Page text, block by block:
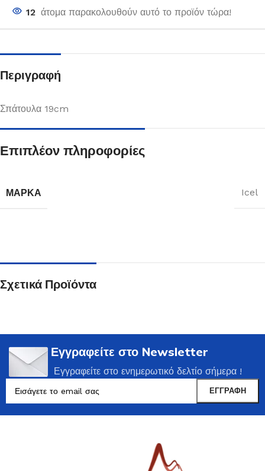
12 άτομα παρακολουθούν αυτό το προϊόν τώρα!
Περιγραφή
Σπάτουλα 19cm
Επιπλέον πληροφορίες
ΜΆΡΚΑ Icel
Σχετικά Προϊόντα
Εγγραφείτε στο Newsletter
Εγγραφείτε στο ενημερωτικό δελτίο σήμερα !